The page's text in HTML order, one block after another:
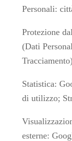
Personali:
Protezione
(Dati
Statistica:
di utilizzo;
esterne: